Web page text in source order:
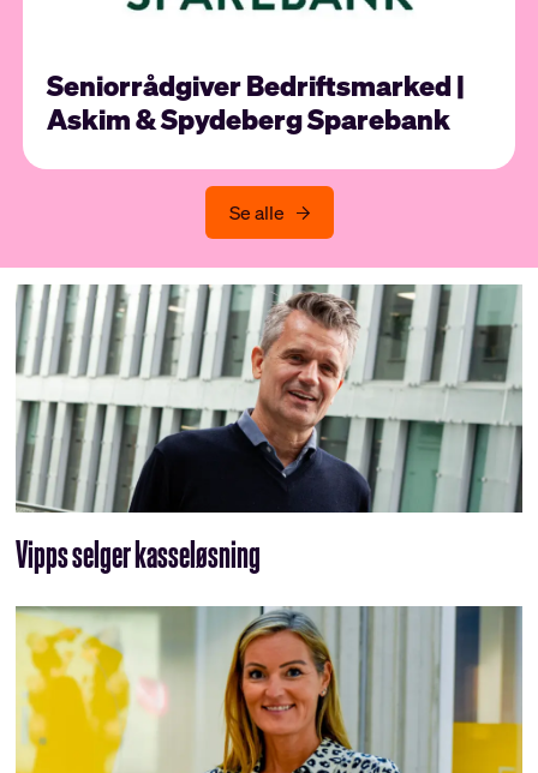
Seniorrådgiver Bedriftsmarked |
Askim & Spydeberg Sparebank
Se alle
Vipps selger kasseløsning